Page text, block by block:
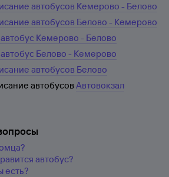
автобусов Кемерово - Белово
автобусов Белово - Кемерово
Кемерово - Белово
Белово - Кемерово
автобусов Белово
автобусовАвтовокзал
автобус?
есть?